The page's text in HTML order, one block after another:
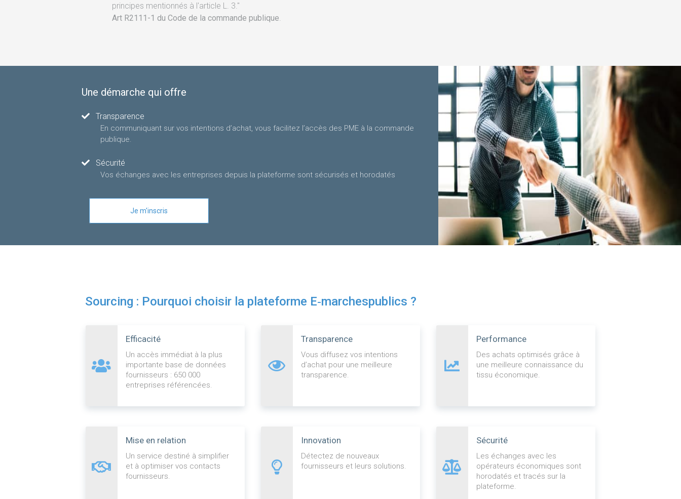
principes mentionnés à l'article L. 3."
Art R2111-1 du Code de la commande publique
Une démarche qui offre
Transparence
En communiquant sur vos intentions d’achat, vous facilitez l’accès des PME à la commande
publique.
Sécurité
Vos échanges avec les entreprises depuis la plateforme sont sécurisés et horodatés
Je m'inscris
Sourcing : Pourquoi choisir la plateforme E‑marchespublics ?
Efficacité
Un accès immédiat à la plus
importante base de données
fournisseurs : 650 000
entreprises référencées.
Transparence
Vous diffusez vos intentions
d’achat pour une meilleure
transparence.
Performance
Des achats optimisés grâce à
une meilleure connaissance du
tissu économique.
Mise en relation
Un service destiné à simplifier
et à optimiser vos contacts
fournisseurs.
Innovation
Détectez de nouveaux
fournisseurs et leurs solutions.
Sécurité
Les échanges avec les
opérateurs économiques sont
horodatés et tracés sur la
plateforme.